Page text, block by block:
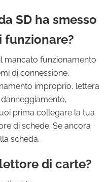
SD ha smesso
funzionare?
mancato funzionamento
di connessione,
improprio, lettera
prima collegare la tua
di schede. Se ancora
scheda.
di carte?